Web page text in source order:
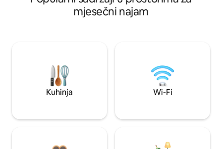
mjesečni najam
Kuhinja Wi-Fi